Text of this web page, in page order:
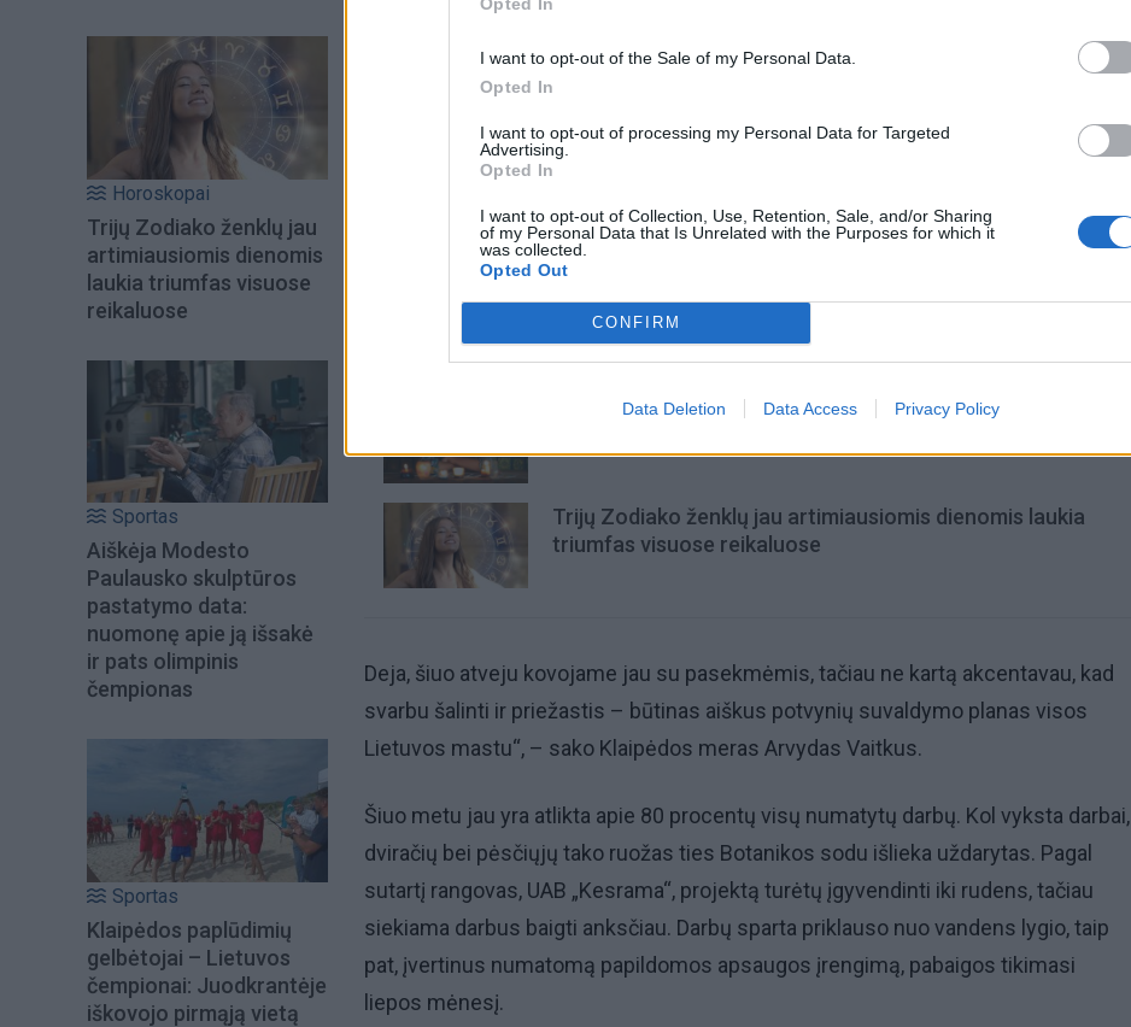
I want to opt-out of the Sale of my Personal Data.
Opted In
I want to opt-out of processing my Personal Data for Targeted
Advertising.
Opted In
I want to opt-out of Collection, Use, Retention, Sale, and/or Sharing
of my Personal Data that Is Unrelated with the Purposes for which it
was collected.
Opted Out
CONFIRM
Data Deletion Data Access Privacy Policy
Horoskopai
Trijų Zodiako ženklų jau
artimiausiomis dienomis
laukia triumfas visuose
reikaluose
Sportas
Aiškėja Modesto
Paulausko skulptūros
pastatymo data:
nuomonę apie ją išsakė
ir pats olimpinis
čempionas
Sportas
Klaipėdos paplūdimių
gelbėtojai – Lietuvos
čempionai: Juodkrantėje
iškovojo pirmąją vietą
Šiuo metu skaitomiausi
Taro kortų horoskopas rugpjūčio 6 dienai: Svarstyklėms –
Trijų Zodiako ženklų jau artimiausiomis dienomis laukia
triumfas visuose reikaluose
Deja, šiuo atveju kovojame jau su pasekmėmis, tačiau ne kartą akcentavau, kad
svarbu šalinti ir priežastis – būtinas aiškus potvynių suvaldymo planas visos
Lietuvos mastu“, – sako Klaipėdos meras Arvydas Vaitkus.
Šiuo metu jau yra atlikta apie 80 procentų visų numatytų darbų. Kol vyksta darbai,
dviračių bei pėsčiųjų tako ruožas ties Botanikos sodu išlieka uždarytas. Pagal
sutartį rangovas, UAB „Kesrama“, projektą turėtų įgyvendinti iki rudens, tačiau
siekiama darbus baigti anksčiau. Darbų sparta priklauso nuo vandens lygio, taip
pat, įvertinus numatomą papildomos apsaugos įrengimą, pabaigos tikimasi
liepos mėnesį.